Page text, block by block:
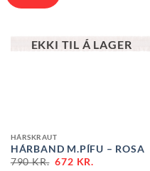
EKKI TIL Á LAGER
HÁRSKRAUT
HÁRBAND M.PÍFU – ROSA
790KR. 672 KR.